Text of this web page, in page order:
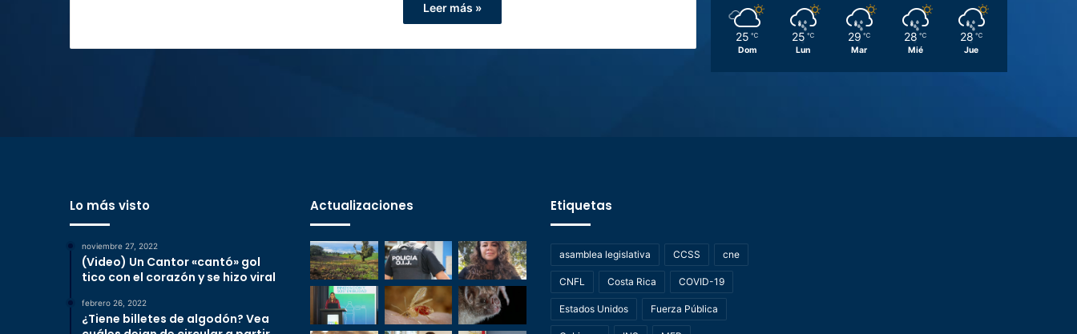
Leer más »
25 ℃
Dom
25 ℃
Lun
29 ℃
Mar
28 ℃
Mié
28 ℃
Jue
Lo más visto
noviembre 27, 2022
(Video) Un Cantor «cantó» gol
tico con el corazón y se hizo viral
febrero 26, 2022
¿Tiene billetes de algodón? Vea
Actualizaciones Etiquetas
asamblea legislativa CCSS cne
CNFL Costa Rica COVID-19
Estados Unidos Fuerza Pública